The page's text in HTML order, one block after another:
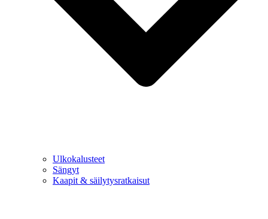
Ulkokalusteet
Sängyt
Kaapit & säilytysratkaisut